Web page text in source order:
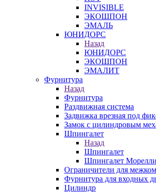
INVISIBLE
ЭКОШПОН
ЭМАЛЬ
ЮНИДОРС
Назад
ЮНИДОРС
ЭКОШПОН
ЭМАЛИТ
Фурнитура
Назад
Фурнитура
Раздвижная система
Задвижка врезная под
Замок с цилиндровым
Шпингалет
Назад
Шпингалет
Шпингалет Морелли
Ограничители для
Фурнитура для входных
Цилиндр